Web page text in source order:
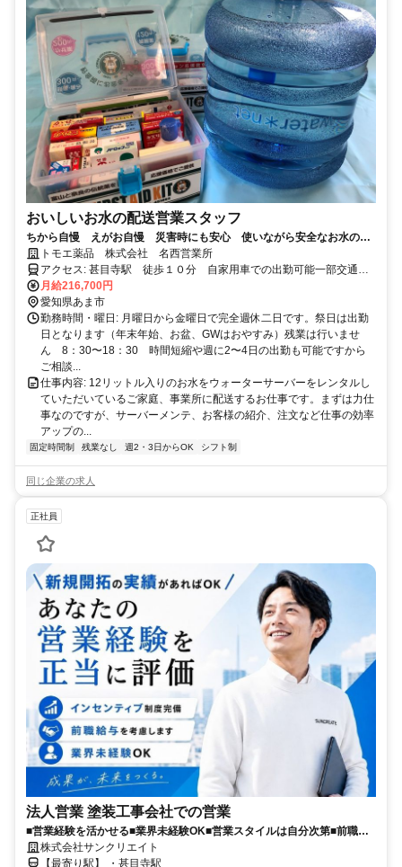
おいしいお水の配送営業スタッフ
ちから自慢 えがお自慢 災害時にも安心 使いながら安全なお水のス
トックもできるウォーター宅配 近年は熱中症対策の需要が高まってい
ます
トモエ薬品 株式会社 名西営業所
アクセス: 甚目寺駅 徒歩１０分 自家用車での出勤可能一部交通費
負担
月給216,700円
愛知県あま市
勤務時間・曜日: 月曜日から金曜日で完全週休二日です。祭日は出勤
日となります（年末年始、お盆、GWはおやすみ）残業は行いませ
ん 8：30〜18：30 時間短縮や週に2〜4日の出勤も可能ですから
ご相談...
仕事内容: 12リットル入りのお水をウォーターサーバーをレンタルし
ていただいているご家庭、事業所に配送するお仕事です。まずは力仕
事なのですが、サーバーメンテ、お客様の紹介、注文など仕事の効率
アップの...
固定時間制 残業なし 週2・3日からOK シフト制
同じ企業の求人
正社員
法人営業 塗装工事会社での営業
■営業経験を活かせる■業界未経験OK■営業スタイルは自分次第■前職給
与考慮
株式会社サンクリエイト
【最寄り駅】 ・甚目寺駅